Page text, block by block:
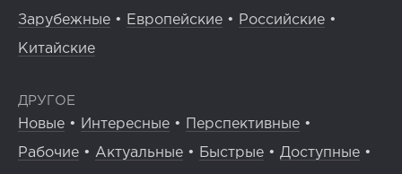
Зарубежные • Европейские • Российские •
Китайские
ДРУГОЕ
Новые • Интересные • Перспективные •
Рабочие • Актуальные • Быстрые • Доступные •